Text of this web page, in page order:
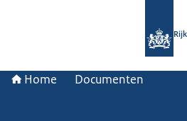
Home Documenten